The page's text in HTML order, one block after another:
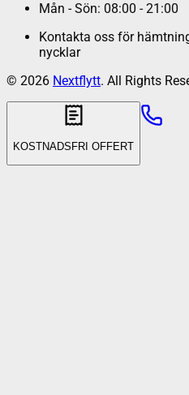
Mån - Sön: 08:00 - 21:00
Kontakta oss för
nycklar
© 2026 Nextflytt. All Rights
KOSTNADSFRI OFFERT